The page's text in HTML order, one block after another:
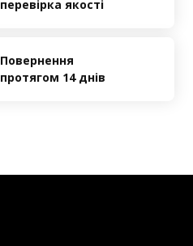
перевірка якості
Повернення
протягом 14 днів